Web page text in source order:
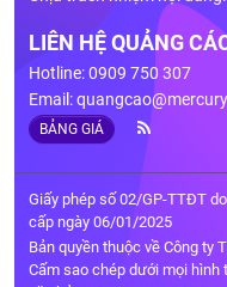
LIÊN HỆ QUẢNG
Hotline: 0909 750 307
Email:
BẢNG GIÁ
Giấy phép số 02/GP-TTĐT
cấp ngày 06/01/2025
Bản quyền thuộc về Công ty
Cấm sao chép dưới mọi